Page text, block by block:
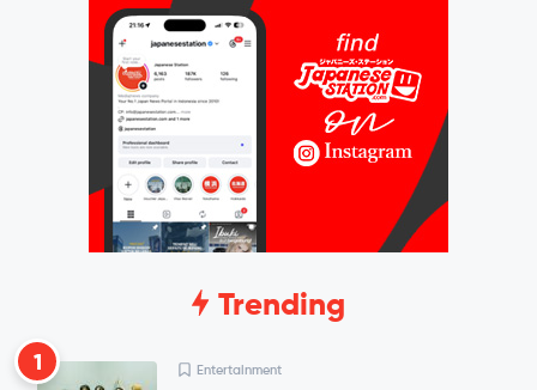
Trending
1 Entertainment